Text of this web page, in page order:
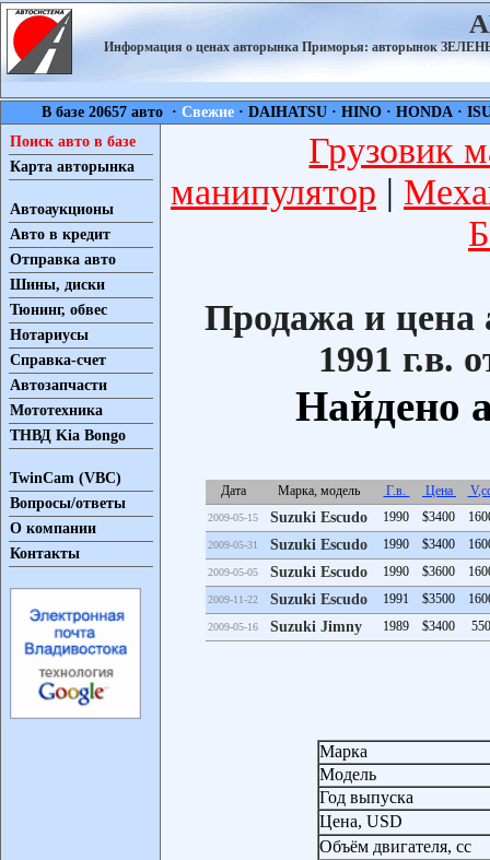
Информация о ценах авторынка Приморья: авторынок
В базе 20657 авто ·Свежие ·DAIHATSU ·HINO ·HONDA ·
Поиск авто в базе
Карта авторынка
Автоаукционы
Авто в кредит
Отправка авто
Шины, диски
Тюнинг, обвес
Нотариусы
Справка-счет
Автозапчасти
Мототехника
ТНВД Kia Bongo
TwinCam (VBC)
Вопросы/ответы
О компании
Контакты
Грузовик
манипулятор |
Продажа и цена
1991 г.в.
Найдено
Дата Марка, модель Г.в. Цена
2009-05-15 Suzuki Escudo 1990 $3400
2009-05-31 Suzuki Escudo 1990 $3400
2009-05-05 Suzuki Escudo 1990 $3600
2009-11-22 Suzuki Escudo 1991 $3500
2009-05-16 Suzuki Jimny 1989 $3400
Марка
Модель
Год выпуска
Цена, USD
Объём двигателя, сс